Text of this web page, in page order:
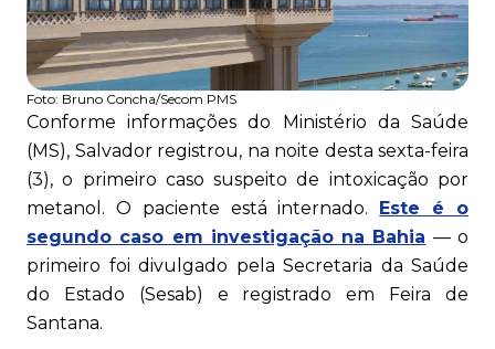
Foto: Bruno Concha/Secom PMS
Conforme informações do Ministério da Saúde
(MS), Salvador registrou, na noite desta sexta-feira
(3), o primeiro caso suspeito de intoxicação por
metanol. O paciente está internado.
Este é o
segundo caso em investigação na Bahia — o
primeiro foi divulgado pela Secretaria da Saúde
do Estado (Sesab) e registrado em Feira de
Santana.